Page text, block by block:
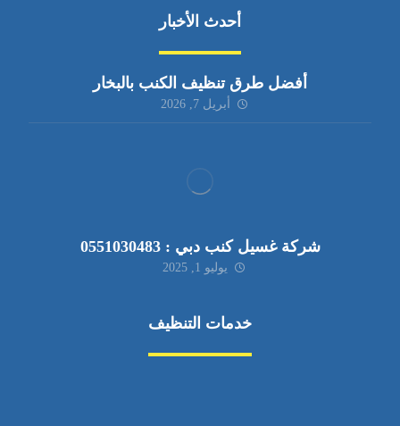
أحدث الأخبار
أفضل طرق تنظيف الكنب بالبخار
أبريل 7, 2026
شركة غسيل كنب دبي : 0551030483
يوليو 1, 2025
خدمات التنظيف